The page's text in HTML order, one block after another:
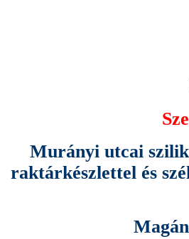
Murányi utcai
raktárkészlettel és